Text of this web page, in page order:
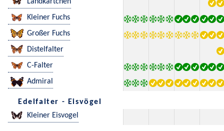
Kleiner Fuchs
Großer Fuchs
Distelfalter
C-Falter
Admiral
Edelfalter - Eisvögel
Kleiner Eisvogel